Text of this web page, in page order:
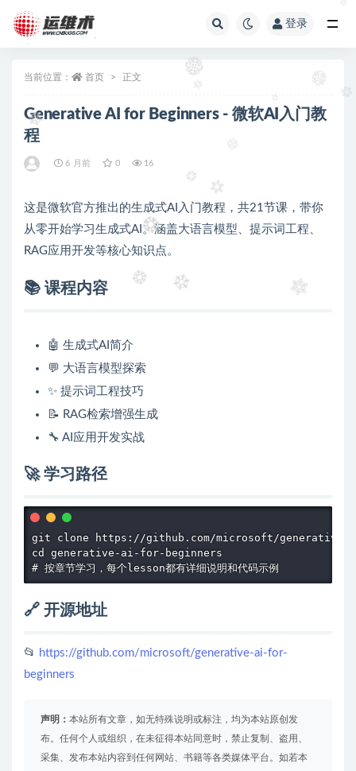
登录
当前位置： 首页 正文
Generative AI for Beginners - 微软AI入门教
程
6 月前 0 16
这是微软官方推出的生成式AI入门教程，共21节课，带你
从零开始学习生成式AI。涵盖大语言模型、提示词工程、
RAG应用开发等核心知识点。
📚 课程内容
🤖 生成式AI简介
💬 大语言模型探索
✨ 提示词工程技巧
📝 RAG检索增强生成
🔧 AI应用开发实战
🚀 学习路径
git clone https://github.com/microsoft/
cd generative-ai-for-beginners
# 按章节学习，每个lesson都有详细说明和代码示例
🔗 开源地址
📂 https://github.com/microsoft/generative-ai-for-
beginners
声明： 本站所有文章，如无特殊说明或标注，均为本站原创发
布。任何个人或组织，在未征得本站同意时，禁止复制、盗用、
采集、发布本站内容到任何网站、书籍等各类媒体平台。如若本